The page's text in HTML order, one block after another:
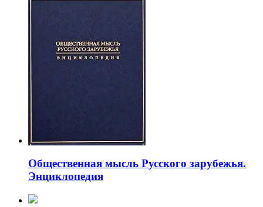
Общественная мысль Русского зарубежья.
Энциклопедия